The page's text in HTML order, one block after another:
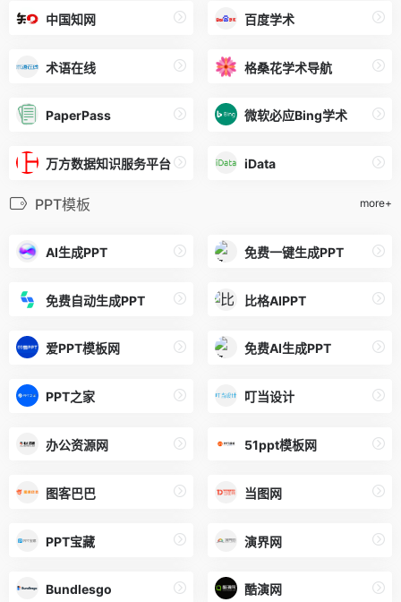
中国知网 百度学术
术语在线 格桑花学术导航
PaperPass 微软必应Bing学术
万方数据知识服务平台 iData
PPT模板 more+
AI生成PPT 免费一键生成PPT
免费自动生成PPT 比格AIPPT
爱PPT模板网 免费AI生成PPT
PPT之家 叮当设计
办公资源网 51ppt模板网
图客巴巴 当图网
PPT宝藏 演界网
Bundlesgo 酷演网